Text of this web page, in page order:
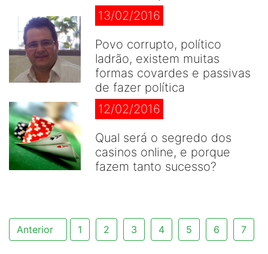
13/02/2016
Povo corrupto, político
ladrão, existem muitas
formas covardes e passivas
de fazer política
12/02/2016
Qual será o segredo dos
casinos online, e porque
fazem tanto sucesso?
Anterior 1 2 3 4 5 6 7